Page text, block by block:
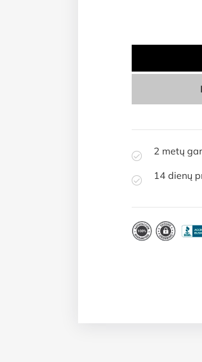
2 metų
14 dienų